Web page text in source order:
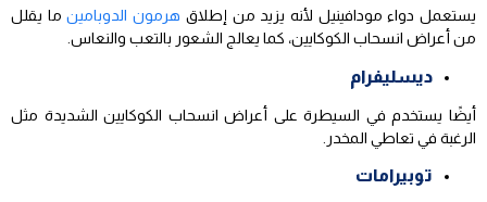
يستعمل دواء مودافينيل لأنه يزيد من إطلاق هرمون الدوبامينما يقلل
من أعراض انسحاب الكوكايين، كما يعالج الشعور بالتعب والنعاس.
ديسليفرام
أيضًا يستخدم في السيطرة على أعراض انسحاب الكوكايين الشديدة مثل
الرغبة في تعاطي المخدر.
توبيرامات